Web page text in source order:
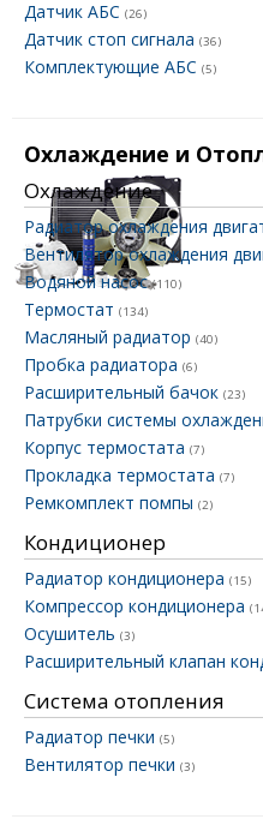
Датчик АБС (26)
Датчик стоп сигнала (36)
Комплектующие АБС (5)
Охлаждение и
Охлаждение
Радиатор охлаждения
Вентилятор охлаждения
Водяной насос(110)
Термостат (134)
Масляный радиатор (40)
Пробка радиатора (6)
Расширительный бачок (23)
Патрубки системы
Корпус термостата (7)
Прокладка термостата (7)
Ремкомплект помпы (2)
Кондиционер
Радиатор кондиционера (15)
Компрессор кондиционера
Осушитель (3)
Расширительный клапан
Система отопления
Радиатор печки (5)
Вентилятор печки (3)